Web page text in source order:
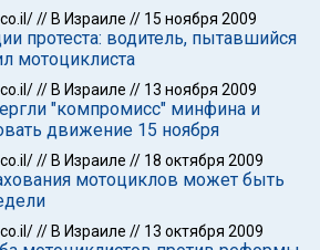
// В Израиле // 15 ноября 2009
протеста: водитель, пытавшийся
мотоциклиста
// В Израиле // 13 ноября 2009
"компромисс" минфина и
движение 15 ноября
// В Израиле // 18 октября 2009
мотоциклов может быть
// В Израиле // 13 октября 2009